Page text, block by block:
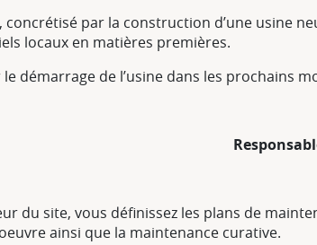
concrétisé par la construction d’une usine
locaux en matières premières.
démarrage de l’usine dans les prochains
du site, vous définissez les plans de
ainsi que la maintenance curative.